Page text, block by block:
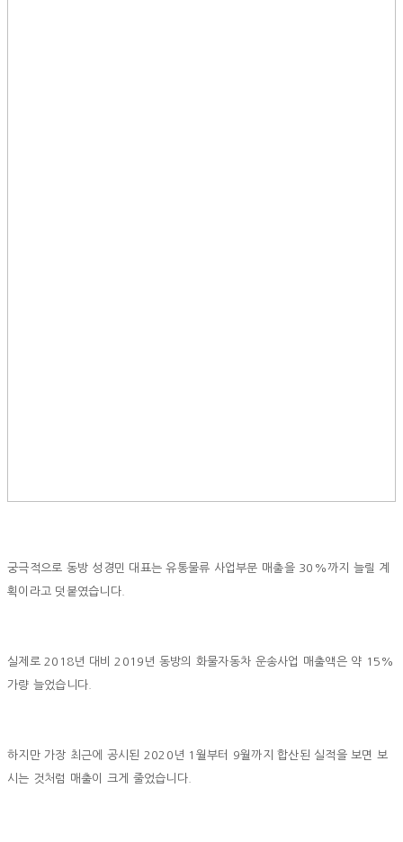
궁극적으로 동방 성경민 대표는 유통물류 사업부문 매출을 30%까지 늘릴 계
획이라고 덧붙였습니다.
실제로 2018년 대비 2019년 동방의 화물자동차 운송사업 매출액은 약 15%
가량 늘었습니다.
하지만 가장 최근에 공시된 2020년 1월부터 9월까지 합산된 실적을 보면 보
시는 것처럼 매출이 크게 줄었습니다.